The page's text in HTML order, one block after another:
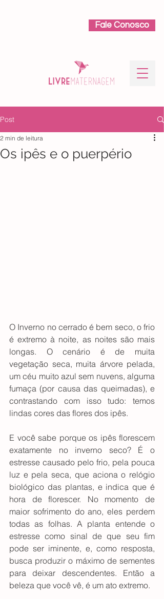
Fale Conosco
Post
Os ipês e o puerpério
2 min de leitura
O Inverno no cerrado é bem seco, o frio
é extremo à noite, as noites são mais
longas. O cenário é de muita
vegetação seca, muita árvore pelada,
um céu muito azul sem nuvens, alguma
fumaça (por causa das queimadas), e
contrastando com isso tudo: temos
lindas cores das flores dos ipês.
E você sabe porque os ipês florescem
exatamente no inverno seco? É o
estresse causado pelo frio, pela pouca
luz e pela seca, que aciona o relógio
biológico das plantas, e indica que é
hora de florescer. No momento de
maior sofrimento do ano, eles perdem
todas as folhas. A planta entende o
estresse como sinal de que seu fim
pode ser iminente, e, como resposta,
busca produzir o máximo de sementes
para deixar descendentes. Então a
beleza que você vê, é um ato extremo.